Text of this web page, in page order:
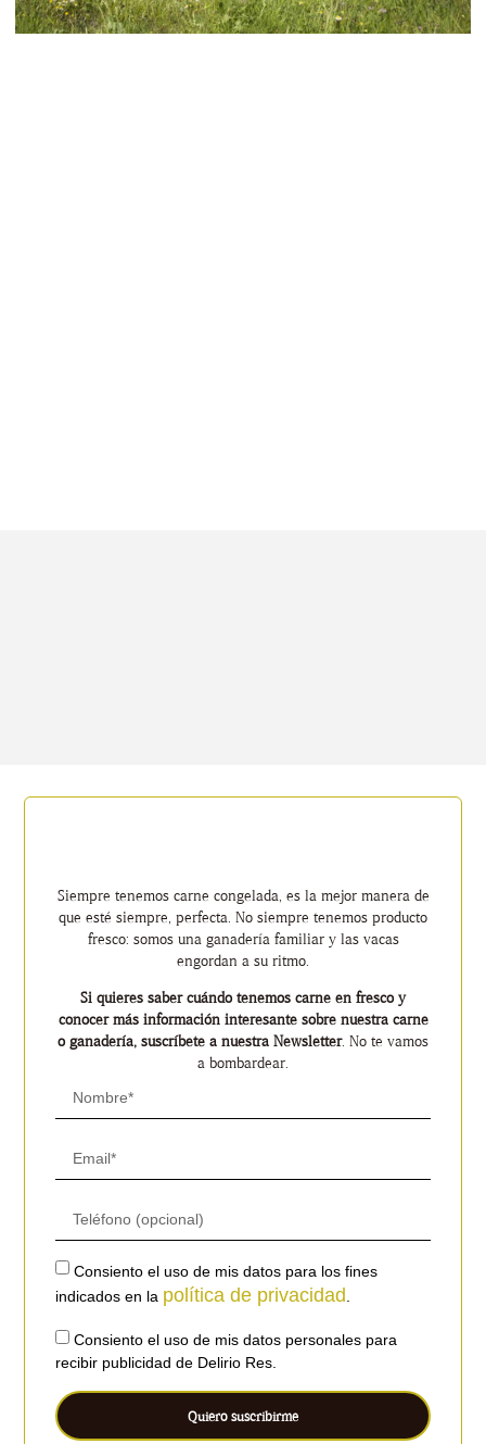
Siempre tenemos carne congelada, es la mejor manera de
que esté siempre, perfecta. No siempre tenemos producto
fresco: somos una ganadería familiar y las vacas
engordan a su ritmo.
Si quieres saber cuándo tenemos carne en fresco y
conocer más información interesante sobre nuestra carne
o ganadería, suscríbete a nuestra Newsletter. No te vamos
a bombardear.
Consiento el uso de mis datos para los fines
indicados en la política de privacidad.
Consiento el uso de mis datos personales para
recibir publicidad de Delirio Res.
Quiero suscribirme